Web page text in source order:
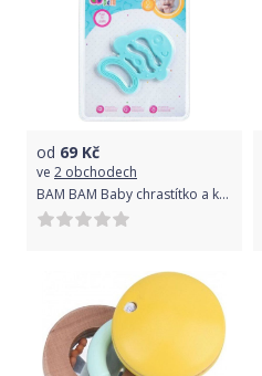
od 69 Kč
ve 2 obchodech
BAM BAM Baby chrastítko a kousátko ryba pro miminko